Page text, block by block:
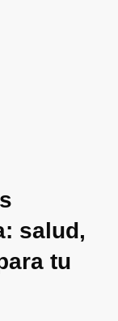
salud,
tu